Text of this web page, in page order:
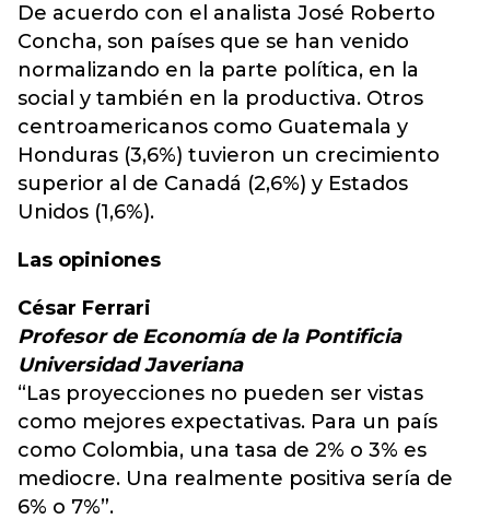
De acuerdo con el analista José Roberto
Concha, son países que se han venido
normalizando en la parte política, en la
social y también en la productiva. Otros
centroamericanos como Guatemala y
Honduras (3,6%) tuvieron un crecimiento
superior al de Canadá (2,6%) y Estados
Unidos (1,6%).
Las opiniones
César Ferrari
Profesor de Economía de la Pontificia
Universidad Javeriana
“Las proyecciones no pueden ser vistas
como mejores expectativas. Para un país
como Colombia, una tasa de 2% o 3% es
mediocre. Una realmente positiva sería de
6% o 7%”.